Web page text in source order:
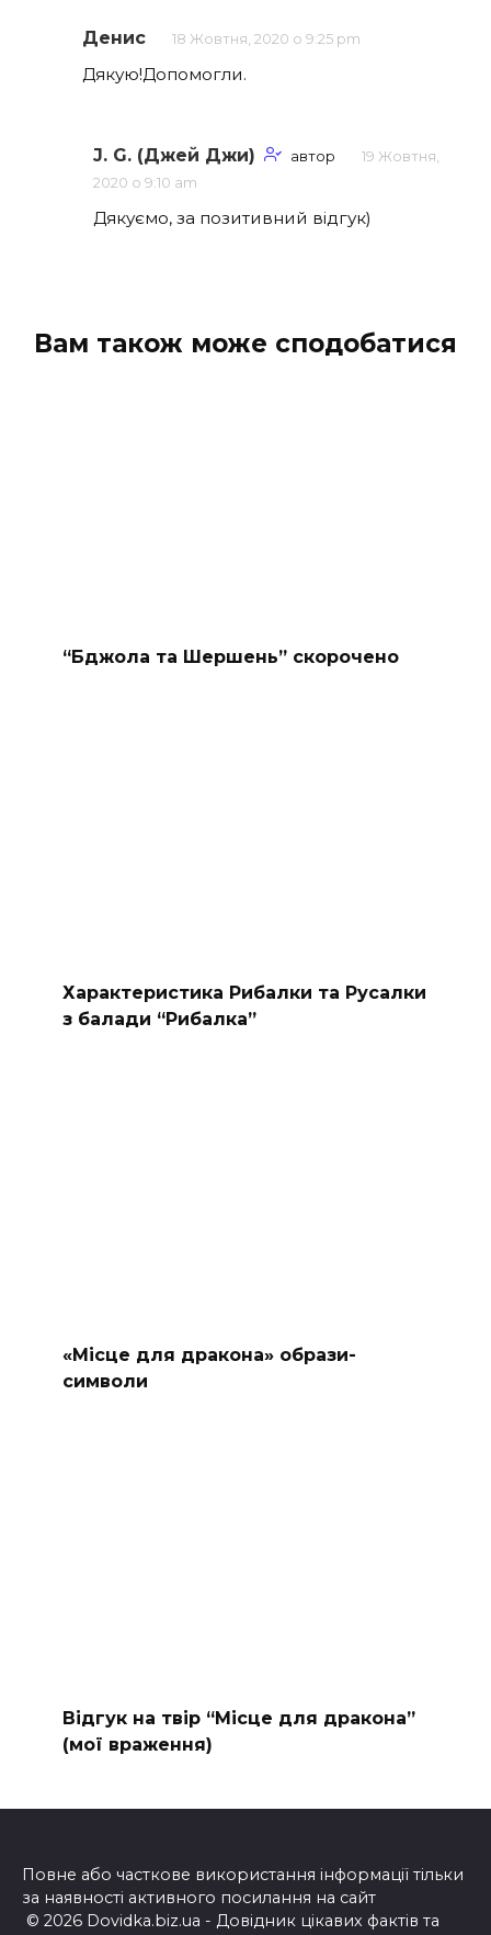
Денис 18 Жовтня, 2020 о 9:25 pm
Дякую!Допомогли.
J. G. (Джей Джи) автор
19 Жовтня,
2020 о 9:10 am
Дякуємо, за позитивний відгук)
Вам також може сподобатися
“Бджола та Шершень” скорочено
Характеристика Рибалки та Русалки
з балади “Рибалка”
«Місце для дракона» образи-
символи
Відгук на твір “Місце для дракона”
(мої враження)
Повне або часткове використання інформації тільки
за наявності активного посилання на сайт
© 2026 Dovidka.biz.ua - Довідник цікавих фактів та